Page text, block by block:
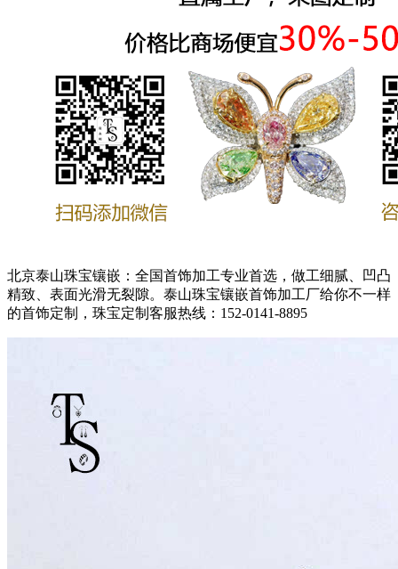
北京泰山珠宝镶嵌：全国首饰加工专业首选，做工细腻、凹凸
精致、表面光滑无裂隙。泰山珠宝镶嵌首饰加工厂给你不一样
的首饰定制，珠宝定制客服热线：152-0141-8895